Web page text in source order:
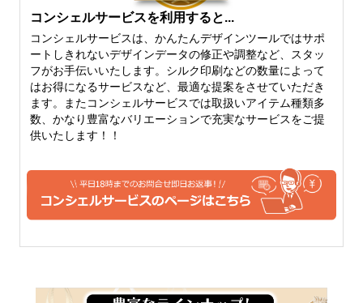
10オンス
10オンスになると、しっかり
としたトートバッグを作りた
いという片には、おすすめで
番のトートバッグなどは、10
オンスくらいから。やわらか
い雰囲気も残っています。
12オンス
厚手のしっかりトートバッグ
といえば、12オンス。生地も
トートバッグをご希望の方に
は、おすすめできる人気のベ
ーシックな厚手コットンで
コンシェルサービスを利用すると...
コンシェルサービスは、かんたんデザインツールではサポ
ートしきれないデザインデータの修正や調整など、スタッ
フがお手伝いいたします。シルク印刷などの数量によって
はお得になるサービスなど、最適な提案をさせていただき
ます。またコンシェルサービスでは取扱いアイテム種類多
数、かなり豊富なバリエーションで充実なサービスをご提
供いたします！！